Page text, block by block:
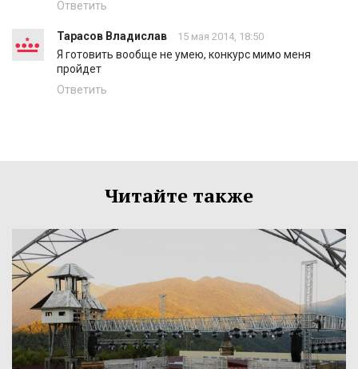
Ответить
Тарасов Владислав 15 мая 2014, 18:50
Я готовить вообще не умею, конкурс мимо меня
пройдет
Ответить
Читайте также